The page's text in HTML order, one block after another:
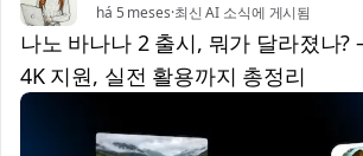
há 5 meses·최신 AI 소식에 게시됨
나노 바나나 2 출시, 뭐가 달라졌나
4K 지원, 실전 활용까지 총정리